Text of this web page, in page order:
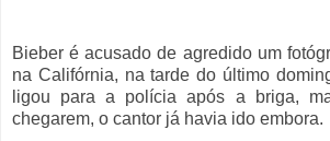
Bieber é acusado de agredido um
na Califórnia, na tarde do último
ligou para a polícia após a briga,
chegarem, o cantor já havia ido embora.